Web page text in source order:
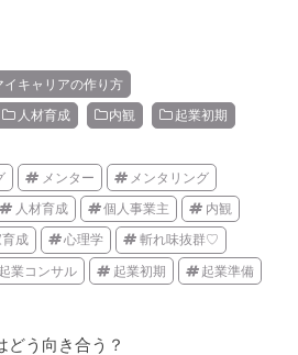
イキャリアの作り方
人材育成 内観 起業初期
メンター メンタリング
人材育成 個人事業主 内観
成 心理学 斬れ味抜群♡
起業コンサル 起業初期 起業準備
どう向き合う？